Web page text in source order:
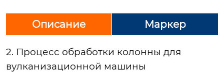
Описание Маркер
2. Процесс обработки колонны для
вулканизационной машины